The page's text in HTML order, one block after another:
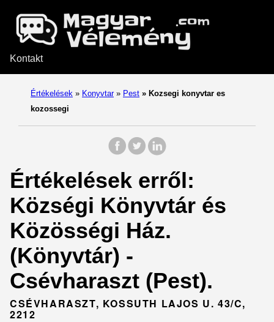
Kontakt
Értékelések » Konyvtar » Pest » Kozsegi konyvtar es
kozossegi
Értékelések erről:
Községi Könyvtár és
Közösségi Ház.
(Könyvtár) -
Csévharaszt (Pest).
CSÉVHARASZT, KOSSUTH LAJOS U. 43/C,
2212